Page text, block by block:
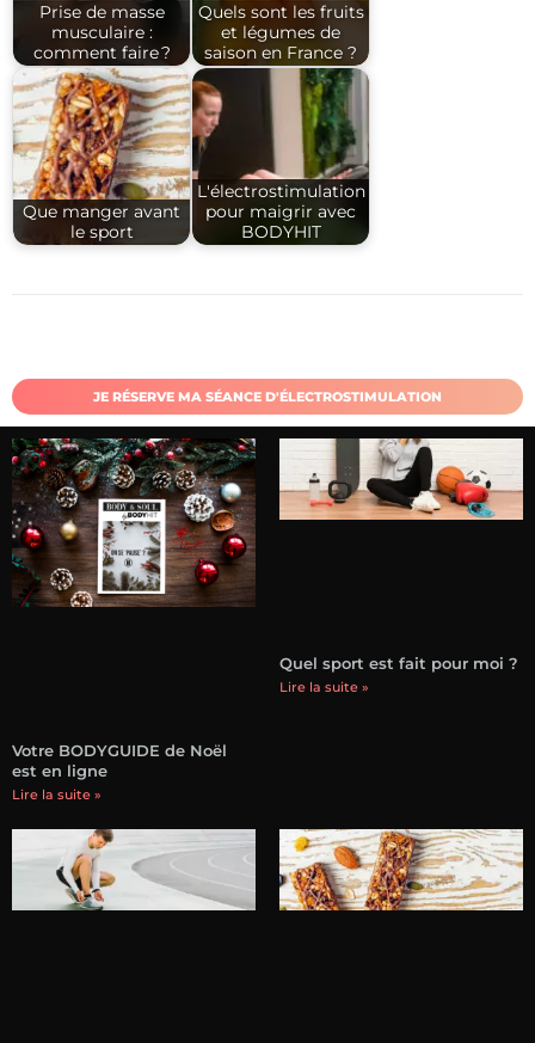
Prise de masse
musculaire :
comment faire ?
Quels sont les fruits
et légumes de
saison en France ?
Que manger avant
le sport
L'électrostimulation
pour maigrir avec
BODYHIT
JE RÉSERVE MA SÉANCE D'ÉLECTROSTIMULATION
Votre BODYGUIDE de Noël
est en ligne
Lire la suite »
Quel sport est fait pour moi ?
Lire la suite »